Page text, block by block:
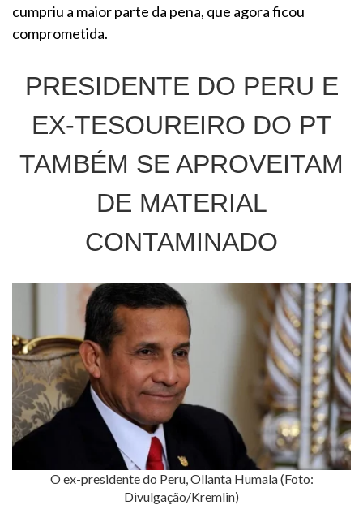
cumpriu a maior parte da pena, que agora ficou
comprometida.
PRESIDENTE DO PERU E
EX-TESOUREIRO DO PT
TAMBÉM SE APROVEITAM
DE MATERIAL
CONTAMINADO
O ex-presidente do Peru, Ollanta Humala (Foto:
Divulgação/Kremlin)